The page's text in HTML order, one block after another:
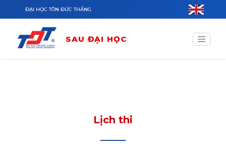
Nhảy đến nội dung
ĐẠI HỌC TÔN ĐỨC THẮNG
SAU ĐẠI HỌC
Lịch thi